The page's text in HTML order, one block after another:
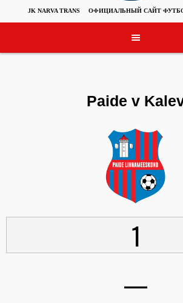
JK NARVA TRANS ОФИЦИАЛЬНЫЙ САЙТ
Paide v
1
—